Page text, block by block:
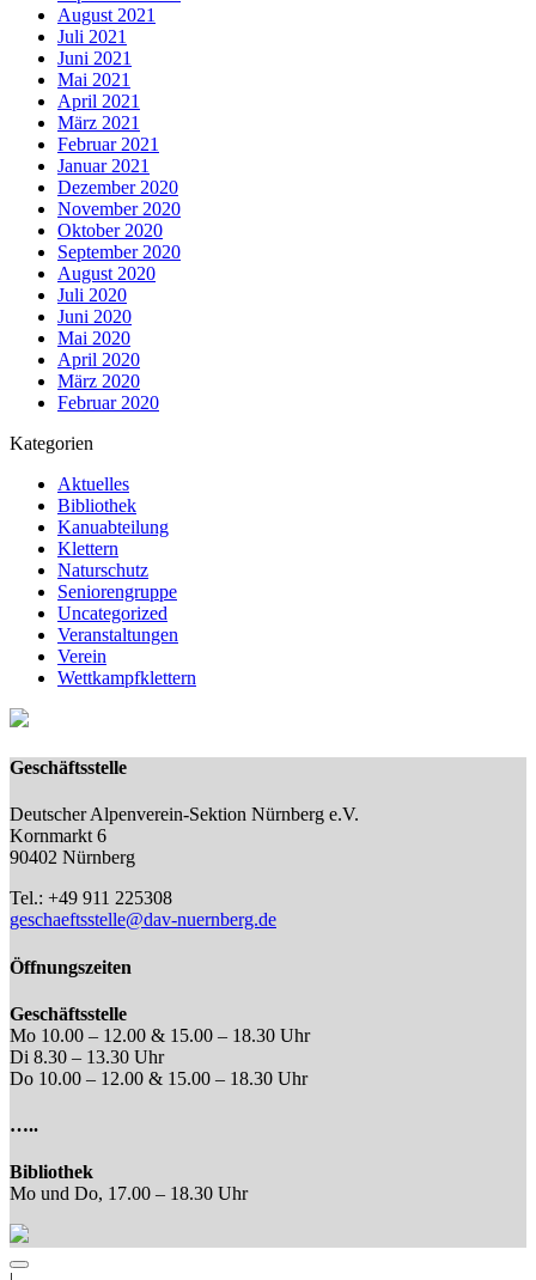
August 2021
Juli 2021
Juni 2021
Mai 2021
April 2021
März 2021
Februar 2021
Januar 2021
Dezember 2020
November 2020
Oktober 2020
September 2020
August 2020
Juli 2020
Juni 2020
Mai 2020
April 2020
März 2020
Februar 2020
Kategorien
Aktuelles
Bibliothek
Kanuabteilung
Klettern
Naturschutz
Seniorengruppe
Uncategorized
Veranstaltungen
Verein
Wettkampfklettern
Geschäftsstelle
Deutscher Alpenverein-Sektion Nürnberg e.V.
Kornmarkt 6
90402 Nürnberg
Tel.: +49 911 225308
geschaeftsstelle@dav-nuernberg.de
Öffnungszeiten
Geschäftsstelle
Mo 10.00 – 12.00 & 15.00 – 18.30 Uhr
Di 8.30 – 13.30 Uhr
Do 10.00 – 12.00 & 15.00 – 18.30 Uhr
…..
Bibliothek
Mo und Do, 17.00 – 18.30 Uhr